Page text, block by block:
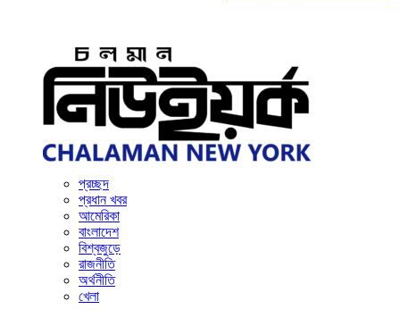
প্রচ্ছদ
প্রধান খবর
আমেরিকা
বাংলাদেশ
বিশ্বজুড়ে
রাজনীতি
অর্থনীতি
খেলা